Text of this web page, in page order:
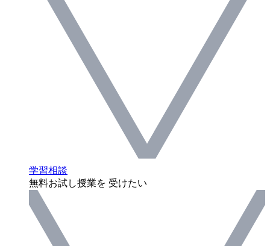
学習相談
無料お試し授業を 受けたい